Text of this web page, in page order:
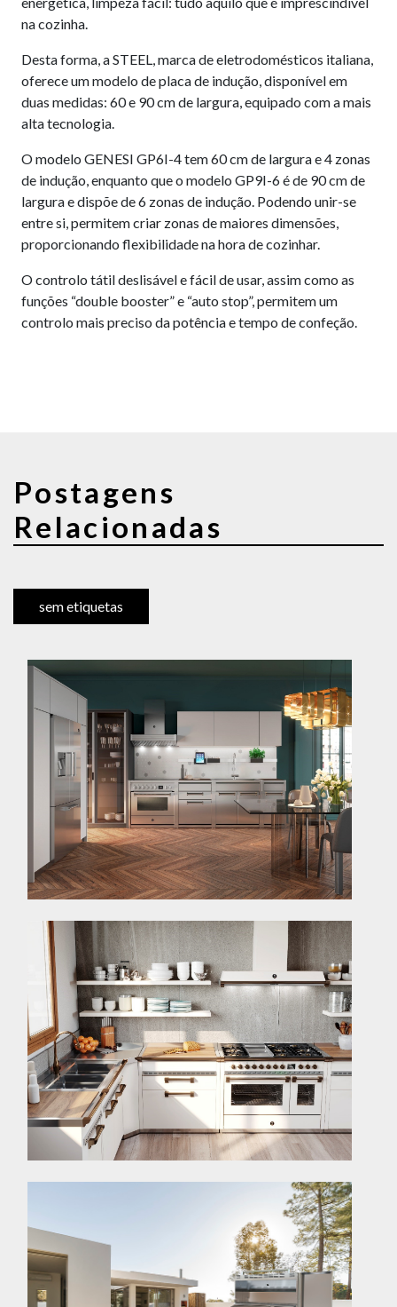
na cozinha.
Desta forma, a STEEL, marca de eletrodomésticos italiana,
oferece um modelo de placa de indução, disponível em
duas medidas: 60 e 90 cm de largura, equipado com a mais
alta tecnologia.
O modelo GENESI GP6I-4 tem 60 cm de largura e 4 zonas
de indução, enquanto que o modelo GP9I-6 é de 90 cm de
largura e dispõe de 6 zonas de indução. Podendo unir-se
entre si, permitem criar zonas de maiores dimensões,
proporcionando flexibilidade na hora de cozinhar.
O controlo tátil deslisável e fácil de usar, assim como as
funções “double booster” e “auto stop”, permitem um
controlo mais preciso da potência e tempo de confeção.
Postagens
Relacionadas
sem etiquetas